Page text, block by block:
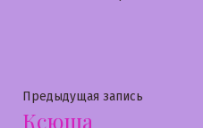
Навигация
Предыдущая запись
Ксюша